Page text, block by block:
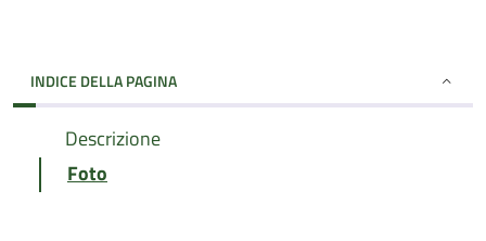
INDICE DELLA PAGINA
Descrizione
Foto